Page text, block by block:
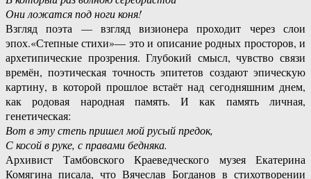
Они ложатся под ноги коня!
Взгляд поэта — взгляд визионера проходит через слои
эпох.«Степные стихи»— это и описание родных просторов, и
архетипические прозрения. Глубокий смысл, чувство связи
времён, поэтическая точность эпитетов создают эпическую
картину, в которой прошлое встаёт над сегодняшним днем,
как родовая народная память. И как память личная,
генетическая:
Вот в эту степь пришел мой русый предок,
С косой в руке, с правами бедняка.
Архивист Тамбовского Краеведческого музея Екатерина
Комягина писала, что Вячеслав Богданов в стихотворении